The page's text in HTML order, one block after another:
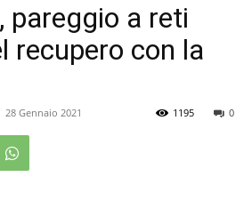
pareggio a reti
recupero con la
28 Gennaio 2021 0
1195